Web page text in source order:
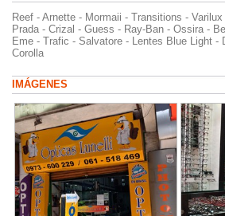
Reef - Arnette - Mormaii - Transitions -
Prada - Crizal - Guess - Ray-Ban - Ossira -
Eme - Trafic - Salvatore - Lentes Blue Light -
Corolla
IMÁGENES